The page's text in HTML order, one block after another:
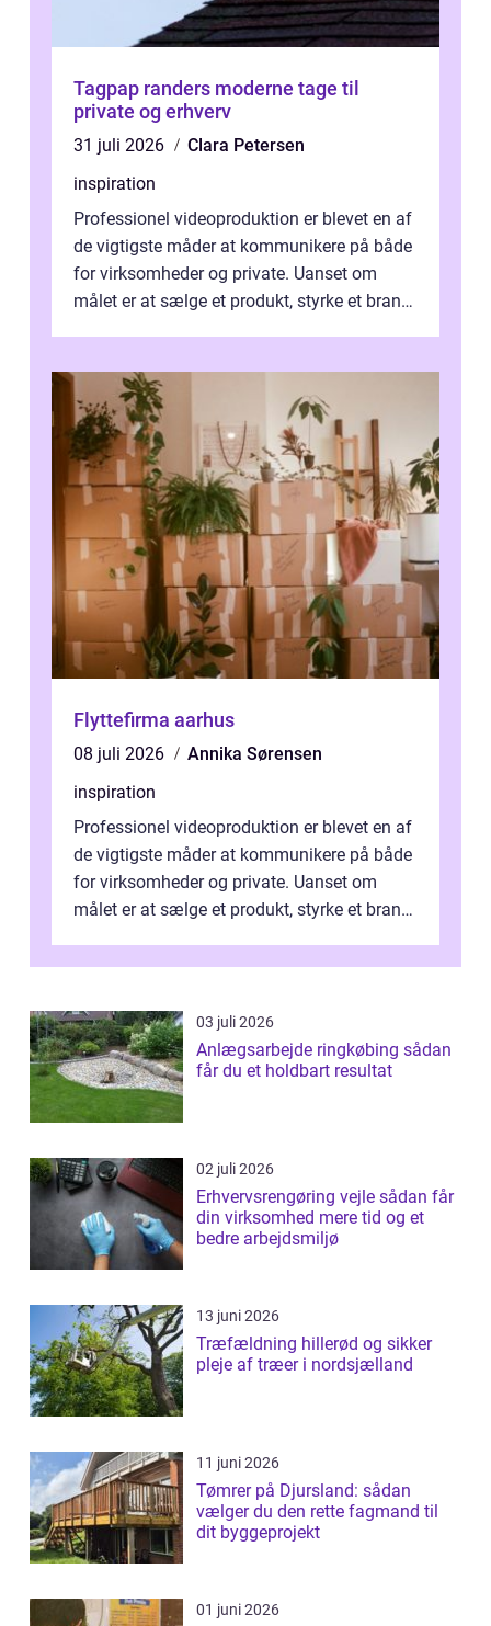
Tagpap randers moderne tage til
private og erhverv
31 juli 2026
Clara Petersen
inspiration
Professionel videoproduktion er blevet en af
de vigtigste måder at kommunikere på både
for virksomheder og private. Uanset om
målet er at sælge et produkt, styrke et brand,
Flyttefirma aarhus
08 juli 2026
Annika Sørensen
inspiration
Professionel videoproduktion er blevet en af
de vigtigste måder at kommunikere på både
for virksomheder og private. Uanset om
målet er at sælge et produkt, styrke et brand,
03 juli 2026
Anlægsarbejde ringkøbing sådan
får du et holdbart resultat
02 juli 2026
Erhvervsrengøring vejle sådan får
din virksomhed mere tid og et
bedre arbejdsmiljø
13 juni 2026
Træfældning hillerød og sikker
pleje af træer i nordsjælland
11 juni 2026
Tømrer på Djursland: sådan
vælger du den rette fagmand til
dit byggeprojekt
01 juni 2026